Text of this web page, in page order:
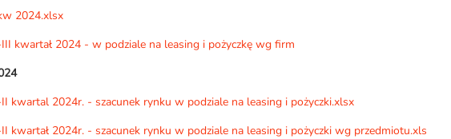
2024.xlsx
kwartał 2024 - w podziale na leasing i pożyczkę wg firm
kwartal 2024r. - szacunek rynku w podziale na leasing i pożyczki.xlsx
kwartał 2024r. - szacunek rynku w podziale na leasing i pożyczki wg przedmiotu.xls